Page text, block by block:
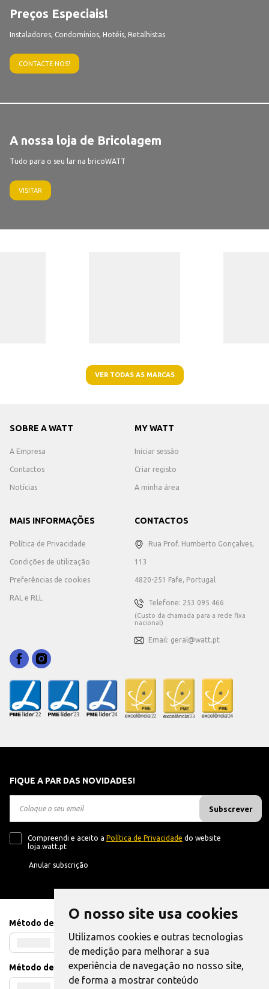
O nosso site usa cookies
Utilizamos cookies e outras tecnologias
de medição para melhorar a sua
experiência de navegação no nosso site,
de forma a mostrar conteúdo
Preços Especiais!
Instaladores, Condomínios, Hotéis, Retalhistas
CONTACTE-NOS!
A nossa loja de Bricolagem
Tudo para o seu lar na bricoWATT
VISITAR
VER TODAS AS MARCAS
SOBRE A WATT
A Empresa
Contactos
Notícias
MY WATT
Iniciar sessão
Criar registo
A minha área
MAIS INFORMAÇÕES
Política de Privacidade
Condições de utilização
Preferências de cookies
RAL e RLL
CONTACTOS
Rua Prof. Humberto Gonçalves,
113
4820-251 Fafe, Portugal
Telefone: 253 095 466
(Custo da chamada para a rede fixa
nacional)
Email: geral@watt.pt
FIQUE A PAR DAS NOVIDADES!
Subscrever
Compreendi e aceito a Política de Privacidade do website
loja.watt.pt
Anular subscrição
Método de Pagamento
Método de Envio